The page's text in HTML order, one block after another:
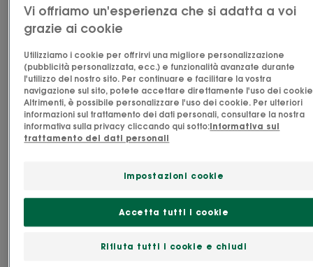
mucillagini, sono note per i loro benefici sui capelli.
Donano un volume immediato e di lunga durata ai
capelli dalle radici**. Perfettamente puliti, più
corposi e consistenti, i capelli rivelano un volume
arioso e naturale, con la massima morbidezza.
Vantaggio
origine naturale per dare volume e leggerezza ai
capelli sottili, confezionata in un flacone di plastica
riciclata e riciclabile al 100% senza scatola
astuccio.
Vedi altro
Impatto socio-ambientale del
Il Green Impact Index è uno strumento che misura
l’impatto ambientale e sociale di cosmetici, integratori
Vi offriamo un'esperienza che si adatta a voi
grazie ai cookie
Utilizziamo i cookie per offrirvi una migliore personalizzazione
(pubblicità personalizzata, ecc.) e funzionalità avanzate durante
l'utilizzo del nostro sito. Per continuare e facilitare la vostra
navigazione sul sito, potete accettare direttamente l'uso dei
Altrimenti, è possibile personalizzare l'uso dei cookie. Per ulteriori
informazioni sul trattamento dei dati personali, consultare la nostra
informativa sulla privacy cliccando qui sotto:Informativa sul
trattamento dei dati personali
Impostazioni cookie
Rifiuta tutti i cookie e chiudi
Accetta tutti i cookie